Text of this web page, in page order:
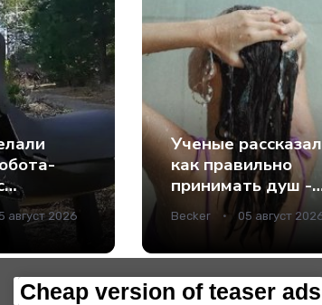
- Наука.
август 2026
Ученые
как правильно
принимать душ -
Наука.
Becker 05 август
Cheap version of teaser ads